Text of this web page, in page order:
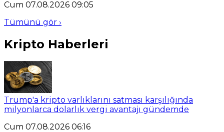
Cum 07.08.2026 09:05
Tümünü gör ›
Kripto Haberleri
Trump'a kripto varlıklarını satması karşılığında
milyonlarca dolarlık vergi avantajı gündemde
Cum 07.08.2026 06:16